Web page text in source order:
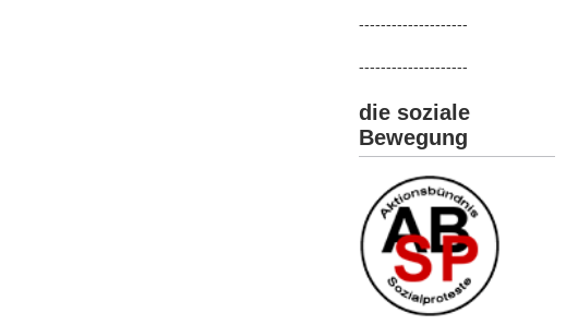
--------------------
--------------------
die soziale
Bewegung